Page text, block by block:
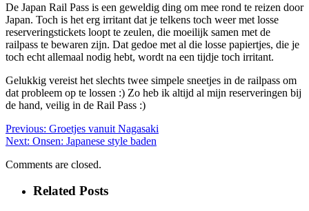
De Japan Rail Pass is een geweldig ding om mee rond te reizen door
Japan. Toch is het erg irritant dat je telkens toch weer met losse
reserveringstickets loopt te zeulen, die moeilijk samen met de
railpass te bewaren zijn. Dat gedoe met al die losse papiertjes, die je
toch echt allemaal nodig hebt, wordt na een tijdje toch irritant.
Gelukkig vereist het slechts twee simpele sneetjes in de railpass om
dat probleem op te lossen :) Zo heb ik altijd al mijn reserveringen bij
de hand, veilig in de Rail Pass :)
Previous: Groetjes vanuit Nagasaki
Next: Onsen: Japanese style baden
Comments are closed.
Related Posts